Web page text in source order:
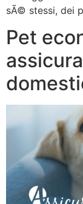
sÃ© stessi, dei
Pet